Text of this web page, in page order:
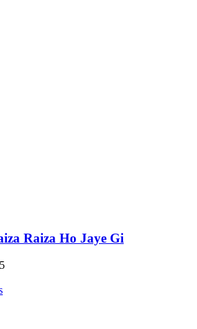
Raiza Ho Jaye Gi